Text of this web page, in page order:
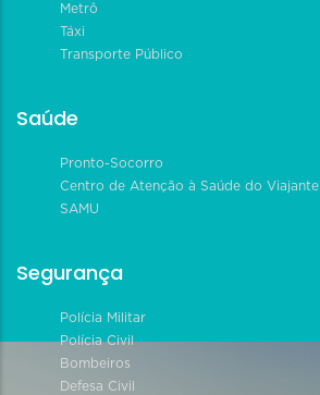
Metrô
Táxi
Transporte Público
Saúde
Pronto-Socorro
Centro de Atenção à Saúde do Viajante
SAMU
Segurança
Polícia Militar
Polícia Civil
Bombeiros
Defesa Civil